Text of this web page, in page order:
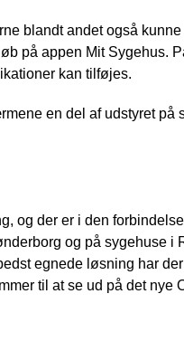
blandt andet også
på appen Mit Sygehus.
kan tilføjes.
en del af udstyret på
og der er i den
og på sygehuse i
egnede løsning har
til at se ud på det nye